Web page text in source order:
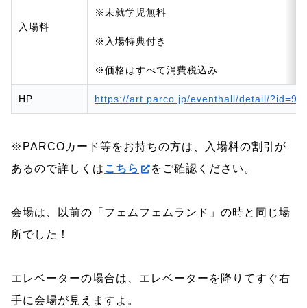
入場料
※未就学児無料
※入場特典付き
※価格はすべて消費税込み
HP https://art.parco.jp/eventhall/detail/
※PARCOカード等をお持ちの方は、入場料の割引が
あるので詳しくは こちら をご確認ください。
会場は、以前の「フェムフェムランド」の時と同じ場
所でした！
エレベーターの場合は、エレベーターを降りてすぐ右
手に会場が見えますよ。